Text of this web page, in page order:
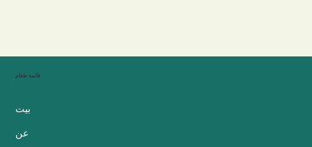
قائمة طعام
بيت
عن